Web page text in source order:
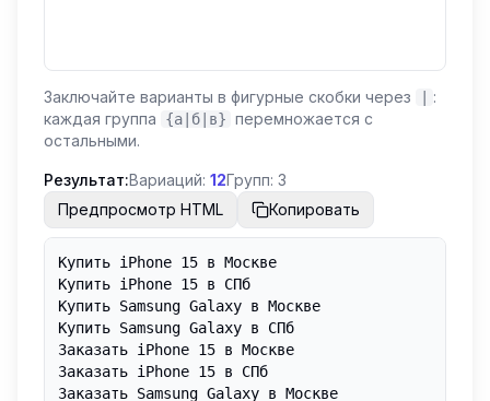
Заключайте варианты в фигурные скобки через
:
каждая группа
{а|б|в} перемножается с
остальными.
Результат:Вариаций: 12Групп: 3
Предпросмотр HTML
Копировать